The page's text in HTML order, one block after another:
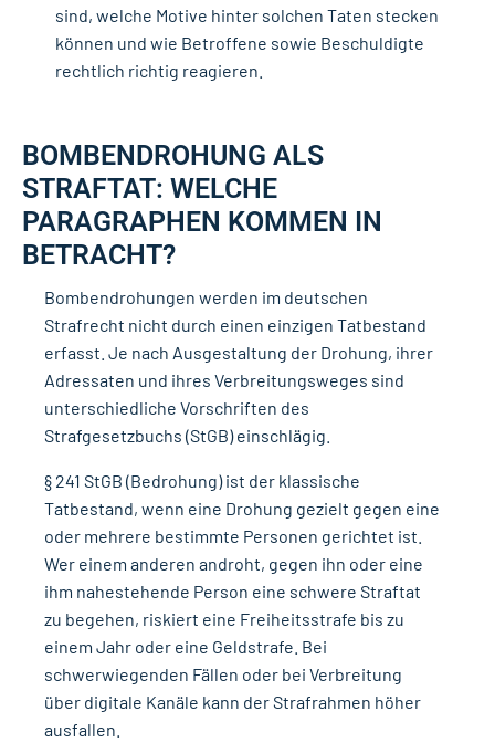
sind, welche Motive hinter solchen Taten stecken
können und wie Betroffene sowie Beschuldigte
rechtlich richtig reagieren.
BOMBENDROHUNG ALS
STRAFTAT: WELCHE
PARAGRAPHEN KOMMEN IN
BETRACHT?
Bombendrohungen werden im deutschen
Strafrecht nicht durch einen einzigen Tatbestand
erfasst. Je nach Ausgestaltung der Drohung, ihrer
Adressaten und ihres Verbreitungsweges sind
unterschiedliche Vorschriften des
Strafgesetzbuchs (StGB) einschlägig.
§ 241 StGB (Bedrohung)ist der klassische
Tatbestand, wenn eine Drohung gezielt gegen eine
oder mehrere bestimmte Personen gerichtet ist.
Wer einem anderen androht, gegen ihn oder eine
ihm nahestehende Person eine schwere Straftat
zu begehen, riskiert eine Freiheitsstrafe bis zu
einem Jahr oder eine Geldstrafe. Bei
schwerwiegenden Fällen oder bei Verbreitung
über digitale Kanäle kann der Strafrahmen höher
ausfallen.